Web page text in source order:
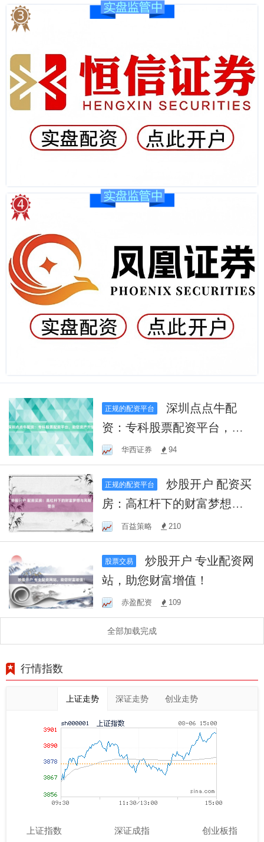
正规的配资平台
深圳点点牛配
资：专科股票配资平台，助
您资产升值
华西证券 94
正规的配资平台
炒股开户 配资买
房：高杠杆下的财富梦想与
风险警示
百益策略 210
股票交易
炒股开户 专业配资网
站，助您财富增值！
赤盈配资 109
全部加载完成
行情指数
上证走势 深证走势 创业走势
上证指数 深证成指 创业板指